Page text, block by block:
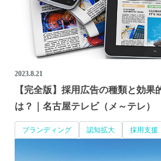
2023.8.21
【完全版】採用広告の種類と効果
は？｜名古屋テレビ（メ～テレ）
ブランディング 認知拡大 採用支援